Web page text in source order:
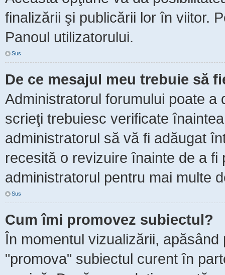
finalizării şi publicării lor în viitor.
Panoul utilizatorului.
Sus
De ce mesajul meu trebuie să
Administratorul forumului poate
scrieţi trebuiesc verificate
administratorul să vă fi adăugat
recesită o revizuire înainte de a
administratorul pentru mai multe
Sus
Cum îmi promovez subiectul?
În momentul vizualizării, apăsând
"promova" subiectul curent în